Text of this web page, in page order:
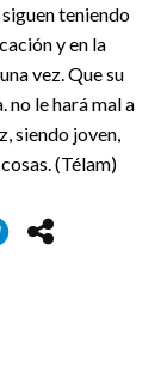
teniendo
y en la
vez. Que su
no le hará mal a
siendo joven,
(Télam)